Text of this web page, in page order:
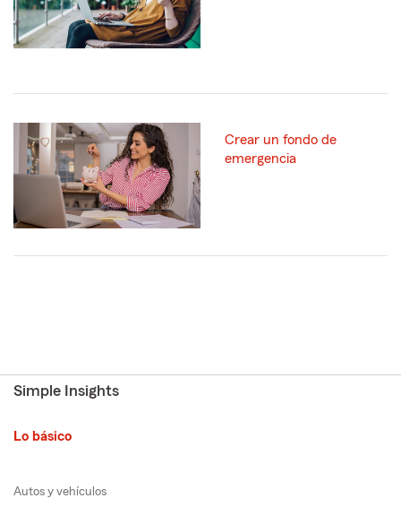
Crear un fondo de
emergencia
Simple Insights
Lo básico
Autos y vehículos